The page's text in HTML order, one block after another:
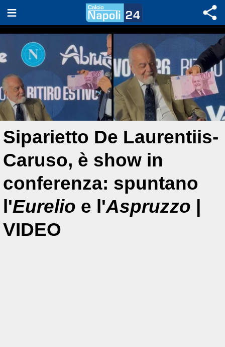
Siparietto De Laurentiis-
Caruso, è show in
conferenza: spuntano
l'Eurelio e l'Aspruzzo
VIDEO